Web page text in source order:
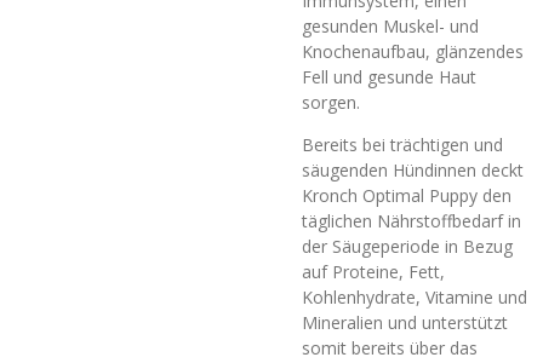
gesunden Muskel- und
Knochenaufbau, glänzendes
Fell und gesunde Haut
sorgen.
Bereits bei trächtigen und
säugenden Hündinnen deckt
Kronch Optimal Puppy den
täglichen Nährstoffbedarf in
der Säugeperiode in Bezug
auf Proteine, Fett,
Kohlenhydrate, Vitamine und
Mineralien und unterstützt
somit bereits über das